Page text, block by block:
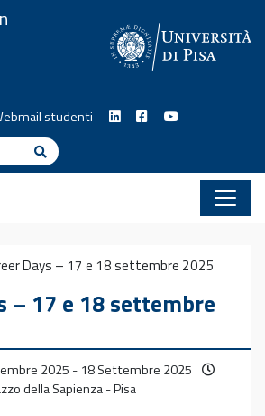
studenti
Cerca
Days – 17 e 18 settembre 2025
– 17 e 18 settembre
2025 - 18 Settembre 2025
della Sapienza - Pisa